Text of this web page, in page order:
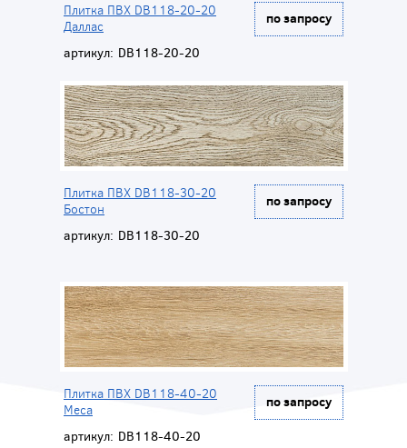
Плитка ПВХ DB118-20-20
Даллас
по запросу
артикул: DB118-20-20
Плитка ПВХ DB118-30-20
Бостон
по запросу
артикул: DB118-30-20
Плитка ПВХ DB118-40-20
Меса
по запросу
артикул: DB118-40-20